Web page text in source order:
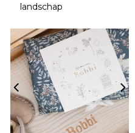
landschap